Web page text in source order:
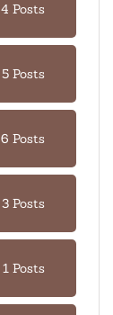
4 Posts
5 Posts
6 Posts
3 Posts
1 Posts